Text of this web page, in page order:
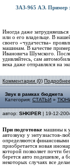
ЗАЗ-965 АЭ. Пример
Иногда даже
или о его владельце. В
своего «чудачества»
машинам. В качестве
Ивановича Шумского.
удивляйтесь, сам
века даже отправлялся на
Комментарии (0) Подробнее
Звук в рамках бюджета
Категория: СТАТЬИ »
автор: SHKIPER | 19-12-
При подготовке машины к
автозвуку у энтузиастов-
определяются
приобретается новая
которой позволяет почти
берется авто подешевле, а
некоторых случаях все